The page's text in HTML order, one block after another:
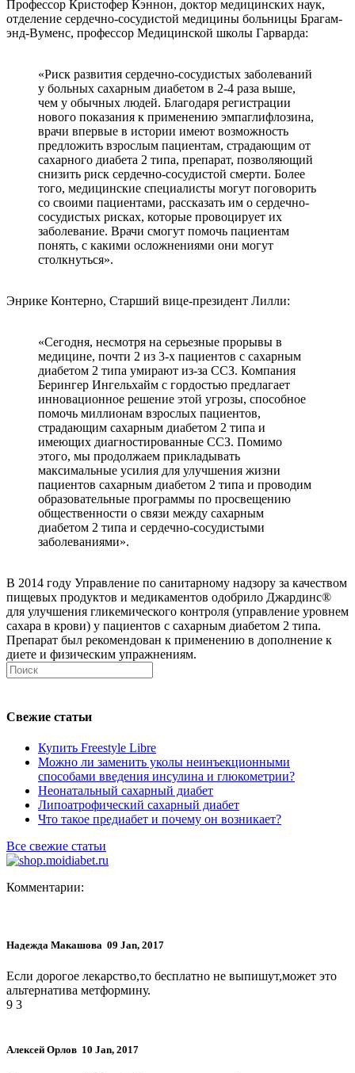
Профессор Кристофер Кэннон, доктор медицинских наук,
отделение сердечно-сосудистой медицины больницы Брагам-
энд-Вуменс, профессор Медицинской школы Гарварда:
«Риск развития сердечно-сосудистых заболеваний
у больных сахарным диабетом в 2-4 раза выше,
чем у обычных людей. Благодаря регистрации
нового показания к применению эмпаглифлозина,
врачи впервые в истории имеют возможность
предложить взрослым пациентам, страдающим от
сахарного диабета 2 типа, препарат, позволяющий
снизить риск сердечно-сосудистой смерти. Более
того, медицинские специалисты могут поговорить
со своими пациентами, рассказать им о сердечно-
сосудистых рисках, которые провоцирует их
заболевание. Врачи смогут помочь пациентам
понять, с какими осложнениями они могут
столкнуться».
Энрике Контерно, Старший вице-президент Лилли:
«Сегодня, несмотря на серьезные прорывы в
медицине, почти 2 из 3-х пациентов с сахарным
диабетом 2 типа умирают из-за ССЗ. Компания
Берингер Ингельхайм с гордостью предлагает
инновационное решение этой угрозы, способное
помочь миллионам взрослых пациентов,
страдающим сахарным диабетом 2 типа и
имеющих диагностированные ССЗ. Помимо
этого, мы продолжаем прикладывать
максимальные усилия для улучшения жизни
пациентов сахарным диабетом 2 типа и проводим
образовательные программы по просвещению
общественности о связи между сахарным
диабетом 2 типа и сердечно-сосудистыми
заболеваниями».
В 2014 году Управление по санитарному надзору за качеством
пищевых продуктов и медикаментов одобрило Джардинс®
для улучшения гликемического контроля (управление уровнем
сахара в крови) у пациентов с сахарным диабетом 2 типа.
Препарат был рекомендован к применению в дополнение к
диете и физическим упражнениям.
Свежие статьи
Купить Freestyle Libre
Можно ли заменить уколы неинъекционными
способами введения инсулина и глюкометрии?
Неонатальный сахарный диабет
Липоатрофический сахарный диабет
Что такое предиабет и почему он возникает?
Все свежие статьи
Комментарии:
Надежда Макашова 09 Jan, 2017
Если дорогое лекарство,то бесплатно не выпишут,может это
альтернатива метформину.
9 3
Алексей Орлов 10 Jan, 2017